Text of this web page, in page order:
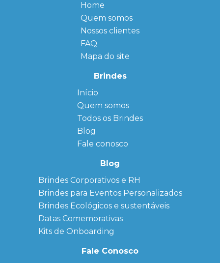
Home
Quem somos
Nossos clientes
FAQ
Mapa do site
Brindes
Início
Quem somos
← Back
FAQ
Sitemap
Todos os Brindes
← Back
Agendas
Personalizadas
Personalizado
personalizados
Brindes
Corporativos
Copos Térmicos
Personalizados
Datas Especiais
Ecobag
Personalizada
Kits
Blog
Fale conosco
Blog
Brindes Corporativos e RH
Brindes para Eventos Personalizados
Brindes Ecológicos e sustentáveis
Datas Comemorativas
Kits de Onboarding
Fale Conosco